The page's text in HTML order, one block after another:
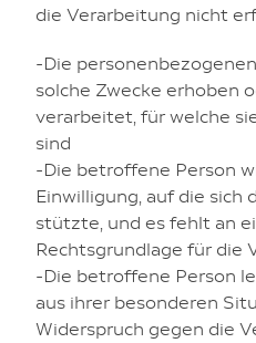
die Verarbeitung nicht
-Die
solche Zwecke erhoben
verarbeitet, für welche
sind
-Die betroffene Person
Einwilligung, auf die sich
stützte, und es fehlt an
Rechtsgrundlage für die
-Die betroffene Person
aus ihrer besonderen
Widerspruch gegen die